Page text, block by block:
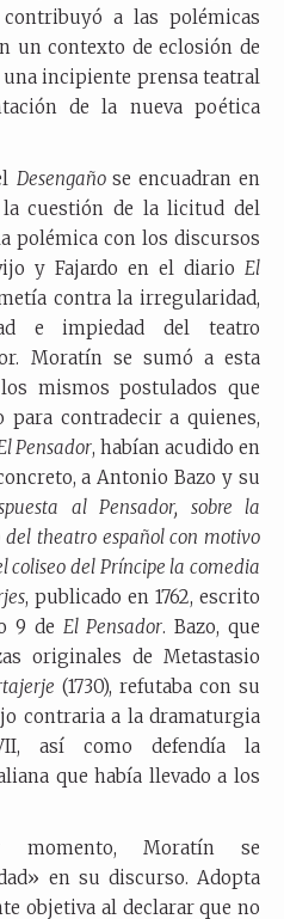
contribuyó a las polémicas
un contexto de eclosión de
incipiente prensa teatral
de la nueva poética
Desengaño se encuadran en
cuestión de la licitud del
polémica con los discursos
y Fajardo en el diario El
contra la irregularidad,
e impiedad del teatro
Moratín se sumó a esta
mismos postulados que
para contradecir a quienes,
Pensador, habían acudido en
a Antonio Bazo y su
al Pensador, sobre la
theatro español con motivo
coliseo del Príncipe la comedia
, publicado en 1762, escrito
9 de El Pensador. Bazo, que
originales de Metastasio
(1730), refutaba con su
contraria a la dramaturgia
así como defendía la
que había llevado a los
momento, Moratín se
en su discurso. Adopta
objetiva al declarar que no